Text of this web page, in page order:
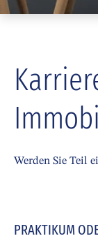
Werden Sie Teil
PRAKTIKUM